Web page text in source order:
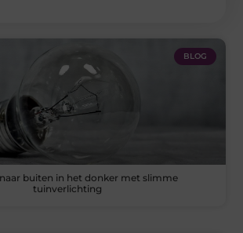
BLOG
buiten in het donker met slimme
tuinverlichting